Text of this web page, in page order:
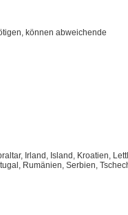
können abweichende
Irland, Island, Kroatien,
Rumänien, Serbien,